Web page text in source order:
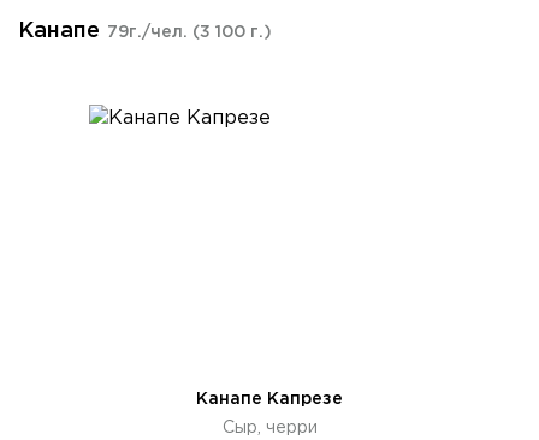
Канапе 79г./чел. (3 100 г.)
Канапе Капрезе
Сыр, черри